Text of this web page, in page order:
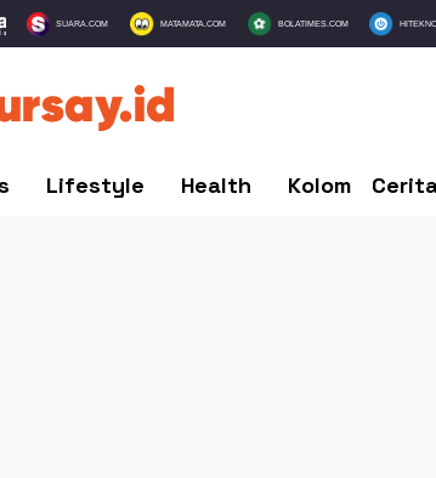
SUARA.COM MATAMATA.COM BOLATIMES.COM
Lifestyle Health Kolom